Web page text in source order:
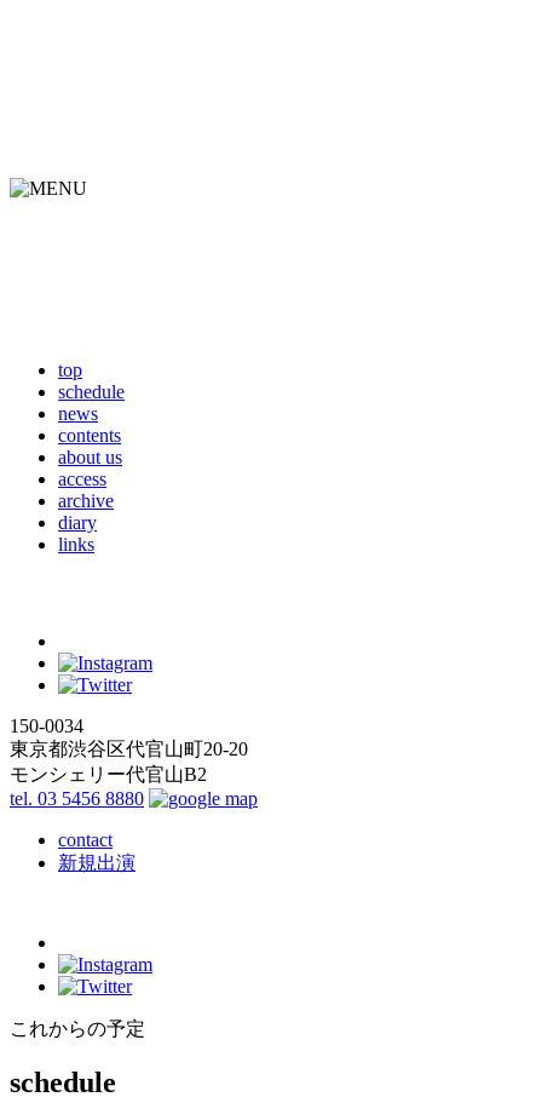
top
schedule
news
contents
about us
access
archive
diary
links
150-0034
東京都渋谷区代官山町20-20
モンシェリー代官山B2
tel. 03 5456 8880
contact
新規出演
これからの予定
schedule